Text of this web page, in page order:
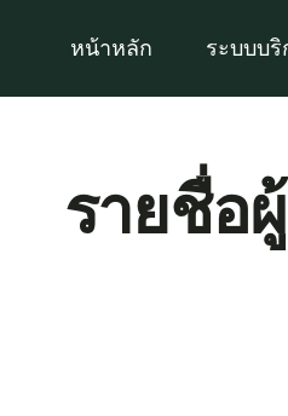
หน้าหลัก ระบบบ
รายชื่อ